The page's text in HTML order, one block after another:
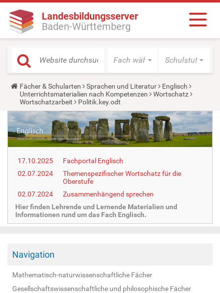
Landesbildungsserver
Baden-Württemberg
Fach wählen Schulstufe
Y
o
u
a
e
h
e
r
:
Fächer & Schularten Sprachen und Literatur
Englisch
Unterrichtsmaterialien nach Kompetenzen
Wortschatz
Wortschatzarbeit
Politik.key.odt
17.10.2025
Fachportal Englisch
02.07.2024
Themenspezifischer Wortschatz für die
Oberstufe
02.07.2024
Zusammenhängend sprechen
Hier finden Lehrende und Lernende Materialien und
Informationen rund um das Fach Englisch.
Navigation
Mathematisch-naturwissenschaftliche Fächer
Gesellschaftswissenschaftliche und philosophische Fächer